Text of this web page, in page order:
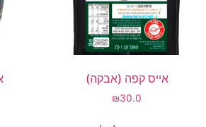
אייס קפה (אבקה)
₪30.0